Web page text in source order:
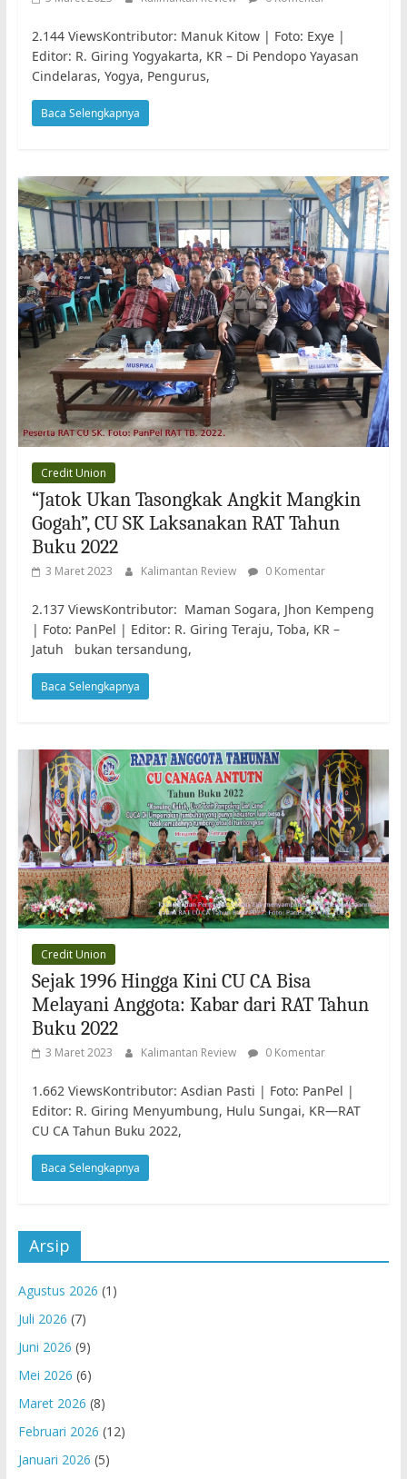
2.144 ViewsKontributor: Manuk Kitow | Foto: Exye |
Editor: R. Giring Yogyakarta, KR – Di Pendopo Yayasan
Cindelaras, Yogya, Pengurus,
Baca Selengkapnya
Credit Union
“Jatok Ukan Tasongkak Angkit Mangkin
Gogah”, CU SK Laksanakan RAT Tahun
Buku 2022
3 Maret 2023 Kalimantan Review 0 Komentar
2.137 ViewsKontributor: Maman Sogara, Jhon Kempeng
| Foto: PanPel | Editor: R. Giring Teraju, Toba, KR –
Jatuh bukan tersandung,
Baca Selengkapnya
Credit Union
Sejak 1996 Hingga Kini CU CA Bisa
Melayani Anggota: Kabar dari RAT Tahun
Buku 2022
3 Maret 2023 Kalimantan Review 0 Komentar
1.662 ViewsKontributor: Asdian Pasti | Foto: PanPel |
Editor: R. Giring Menyumbung, Hulu Sungai, KR—RAT
CU CA Tahun Buku 2022,
Baca Selengkapnya
Arsip
Agustus 2026 (1)
Juli 2026 (7)
Juni 2026 (9)
Mei 2026 (6)
Maret 2026 (8)
Februari 2026 (12)
Januari 2026 (5)